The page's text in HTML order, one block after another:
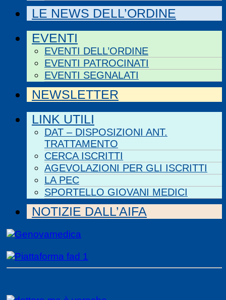
LE NEWS DELL’ORDINE
EVENTI
EVENTI DELL’ORDINE
EVENTI PATROCINATI
EVENTI SEGNALATI
NEWSLETTER
LINK UTILI
DAT – DISPOSIZIONI ANT.
TRATTAMENTO
CERCA ISCRITTI
AGEVOLAZIONI PER GLI ISCRITTI
LA PEC
SPORTELLO GIOVANI MEDICI
NOTIZIE DALL’AIFA